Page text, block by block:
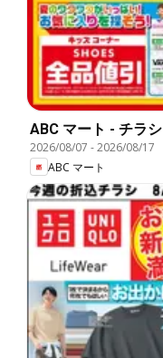
ABC マート - チラシ
2026/08/07 -2026/08/17
ABC マート